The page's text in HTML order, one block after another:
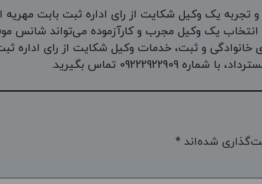
یک وکیل شکایت از رای اداره ثبت بابت
انتخاب یک وکیل مجرب و کارآزموده می‌تواند شانس
و ثبت، خدمات وکیل شکایت از رای اداره
تماس بگیرید.
شده‌اند *